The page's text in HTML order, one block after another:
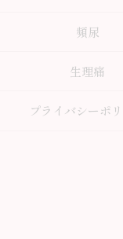
頻尿
生理痛
プライバシーポ